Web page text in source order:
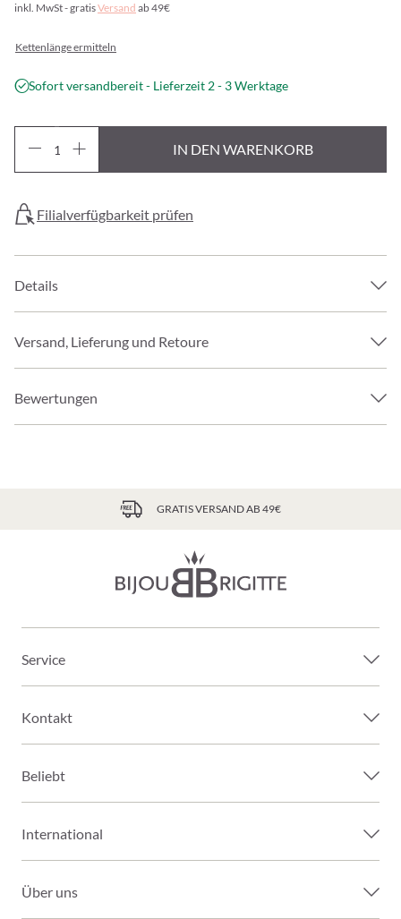
inkl. MwSt - gratisVersand ab 49€
Kettenlänge ermitteln
Sofort versandbereit - Lieferzeit 2 - 3 Werktage
IN DEN WARENKORB
Filialverfügbarkeit prüfen
Details
Versand, Lieferung und Retoure
Bewertungen
GRATIS VERSAND AB 49€
Service
Kontakt
Beliebt
International
Über uns